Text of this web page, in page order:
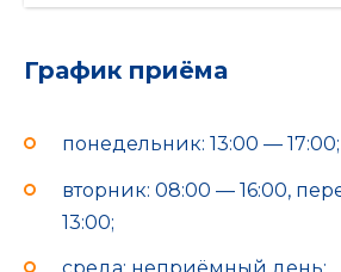
График приёма
понедельник: 13:00 — 17:00;
вторник: 08:00 — 16:00,
13:00;